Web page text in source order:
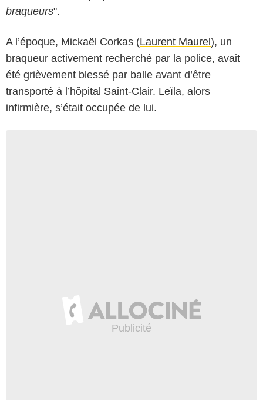
braqueurs".
A l’époque, Mickaël Corkas (Laurent Maurel), un
braqueur activement recherché par la police, avait
été grièvement blessé par balle avant d’être
transporté à l’hôpital Saint-Clair. Leïla, alors
infirmière, s’était occupée de lui.